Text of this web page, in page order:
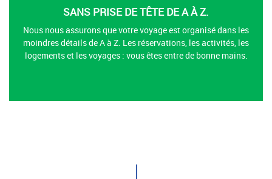
SANS PRISE DE TÊTE DE A À Z.
Nous nous assurons que votre voyage est organisé dans les
moindres détails de A à Z. Les réservations, les activités, les
logements et les voyages : vous êtes entre de bonne mains.